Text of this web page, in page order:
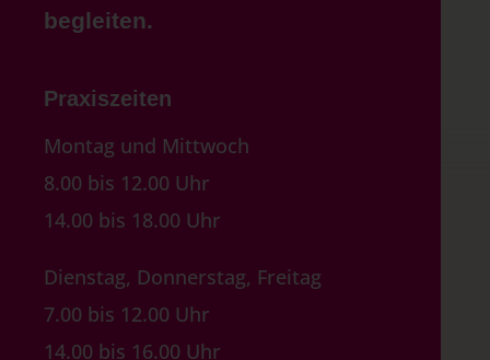
begleiten.
Praxiszeiten
Montag und Mittwoch
8.00 bis 12.00 Uhr
14.00 bis 18.00 Uhr
Dienstag, Donnerstag, Freitag
7.00 bis 12.00 Uhr
14.00 bis 16.00 Uhr